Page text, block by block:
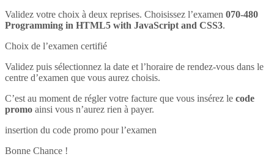
Validez votre choix à deux reprises. Choisissez l’examen 070-480
Programming in HTML5 with JavaScript and CSS3.
Choix de l’examen certifié
Validez puis sélectionnez la date et l’horaire de rendez-vous dans le
centre d’examen que vous aurez choisis.
C’est au moment de régler votre facture que vous insérez le code
promo ainsi vous n’aurez rien à payer.
insertion du code promo pour l’examen
Bonne Chance !